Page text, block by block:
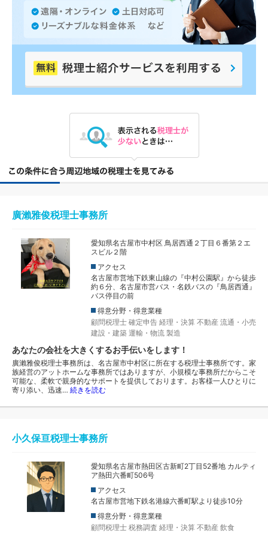
廣瀨雅俊税理士事務所
愛知県名古屋市中村区 鳥居西通２丁目６番第２エ
スビル２階
アクセス
名古屋市営地下鉄東山線の『中村公園駅』から徒歩
約６分、名古屋市営バス・名鉄バスの『鳥居西通』
バス停目の前
得意分野・得意業種
顧問税理士 確定申告 経理・決算 不動産 流通・小売
建設・建築 運輸・物流 製造
あなたの会社を大きくするお手伝いをします！
廣瀨雅俊税理士事務所は、名古屋市中村区に所在する税理士事務所です。家
族経営のアットホームな事務所ではありますが、小規模な事務所だからこそ
可能な、柔軟で親身的なサポートを提供しております。お客様一人ひとりに
寄り添い、迅速… 続きを読む
小久保亘税理士事務所
愛知県名古屋市熱田区古新町2丁目52番地 カルティ
ア熱田六番町506号
アクセス
名古屋市営地下鉄名港線六番町駅より徒歩10分
得意分野・得意業種
顧問税理士 税務調査 経理・決算 不動産 飲食